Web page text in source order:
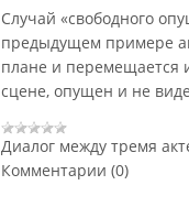
Случай «свободного
предыдущем примере
плане и перемещается
сцене, опущен и не
Диалог между тремя
Комментарии (0)